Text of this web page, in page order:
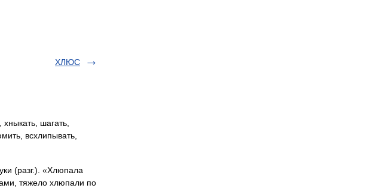
ХЛЮС
шагать,
всхлипывать,
(разг.). «Хлюпала
тяжело хлюпали по